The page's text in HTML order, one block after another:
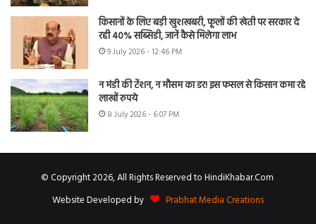
किसानों के लिए बड़ी खुशखबरी, फूलों की खेती पर सरकार दे
रही 40% सब्सिडी, जानें कैसे मिलेगा लाभ
9 July 2026 - 12:46 PM
न मंडी की टेंशन, न मौसम का डर! इस फसल से किसान कमा रहे
लाखों रुपये
8 July 2026 - 6:07 PM
© Copyright 2026, All Rights Reserved to HindiKhabar.Com
Website Developed by
Prabhat Media Creations